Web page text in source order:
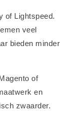
of Lightspeed.
veel
bieden minder
of
en
zwaarder.